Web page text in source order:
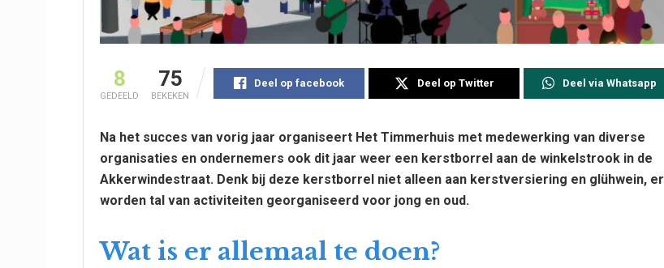
8
GEDEELD
75
BEKEKEN
Deel op facebook Deel op Twitter Deel via Whatsapp
Na het succes van vorig jaar organiseert Het Timmerhuis met medewerking van diverse
organisaties en ondernemers ook dit jaar weer een kerstborrel aan de winkelstrook in de
Akkerwindestraat. Denk bij deze kerstborrel niet alleen aan kerstversiering en glühwein, er
worden tal van activiteiten georganiseerd voor jong en oud.
Wat is er allemaal te doen?